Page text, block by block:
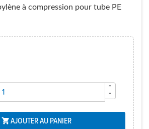
à compression pour tube PE
AJOUTER AU PANIER